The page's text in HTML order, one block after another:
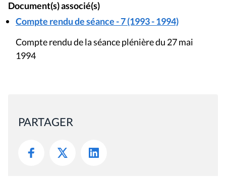
Document(s) associé(s)
Compte rendu de séance - 7 (1993 - 1994)
Compte rendu de la séance plénière du 27 mai
1994
PARTAGER